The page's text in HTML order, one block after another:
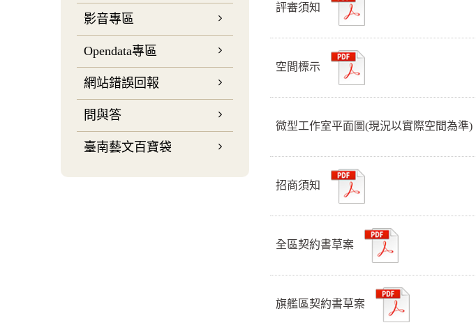
影音專區
Opendata專區
網站錯誤回報
問與答
臺南藝文百寶袋
評審須知
空間標示
微型工作室平面圖(現況以實際空間為準)
招商須知
全區契約書草案
旗艦區契約書草案